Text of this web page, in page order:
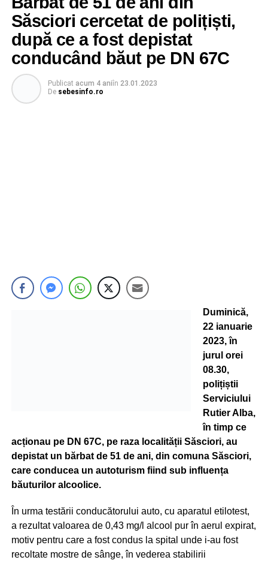
Săsciori cercetat de polițiști,
după ce a fost depistat
conducând băut pe DN 67C
Publicat acum 4 aniîn 23.01.2023
De sebesinfo.ro
Duminică,
22 ianuarie
2023, în
jurul orei
08.30,
polițiștii
Serviciului
Rutier Alba,
în timp ce
acționau pe DN 67C, pe raza localității Săsciori, au
depistat un bărbat de 51 de ani, din comuna Săsciori,
care conducea un autoturism fiind sub influența
băuturilor alcoolice.
În urma testării conducătorului auto, cu aparatul etilotest,
a rezultat valoarea de 0,43 mg/l alcool pur în aerul expirat,
motiv pentru care a fost condus la spital unde i-au fost
recoltate mostre de sânge, în vederea stabilirii